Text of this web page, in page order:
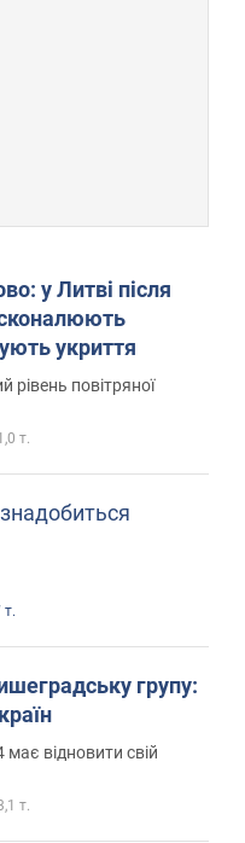
у Литві після
укриття
рівень повітряної
т.
т.
групу:
відновити свій
т.